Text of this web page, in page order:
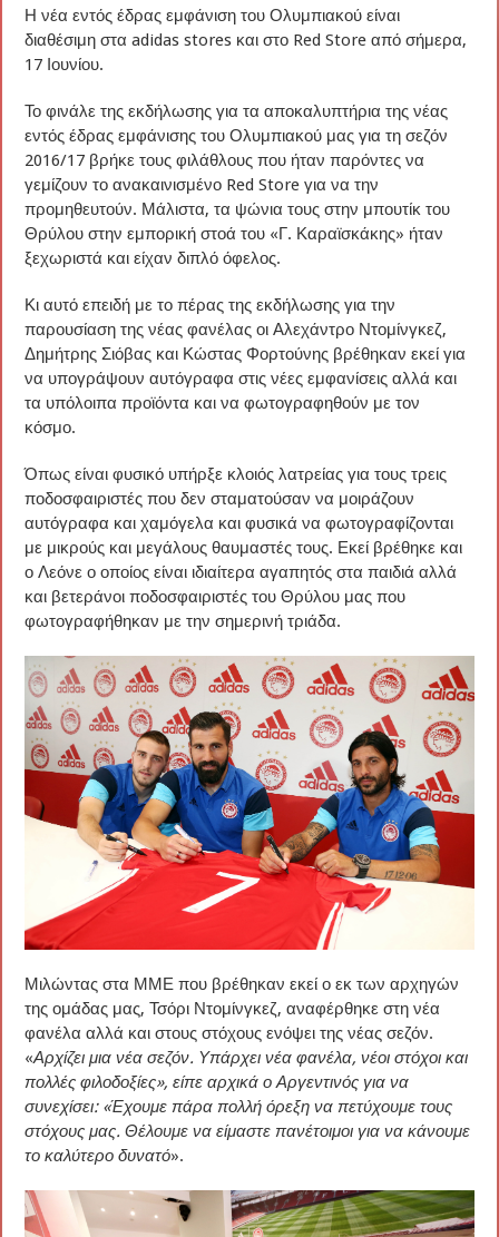
Η νέα εντός έδρας εμφάνιση του Ολυμπιακού είναι
διαθέσιμη στα adidas stores και στο Red Store από σήμερα,
17 Ιουνίου.
Το φινάλε της εκδήλωσης για τα αποκαλυπτήρια της νέας
εντός έδρας εμφάνισης του Ολυμπιακού μας για τη σεζόν
2016/17 βρήκε τους φιλάθλους που ήταν παρόντες να
γεμίζουν το ανακαινισμένο Red Store για να την
προμηθευτούν. Μάλιστα, τα ψώνια τους στην μπουτίκ του
Θρύλου στην εμπορική στοά του «Γ. Καραϊσκάκης» ήταν
ξεχωριστά και είχαν διπλό όφελος.
Κι αυτό επειδή με το πέρας της εκδήλωσης για την
παρουσίαση της νέας φανέλας οι Αλεχάντρο Ντομίνγκεζ,
Δημήτρης Σιόβας και Κώστας Φορτούνης βρέθηκαν εκεί για
να υπογράψουν αυτόγραφα στις νέες εμφανίσεις αλλά και
τα υπόλοιπα προϊόντα και να φωτογραφηθούν με τον
κόσμο.
Όπως είναι φυσικό υπήρξε κλοιός λατρείας για τους τρεις
ποδοσφαιριστές που δεν σταματούσαν να μοιράζουν
αυτόγραφα και χαμόγελα και φυσικά να φωτογραφίζονται
με μικρούς και μεγάλους θαυμαστές τους. Εκεί βρέθηκε και
ο Λεόνε ο οποίος είναι ιδιαίτερα αγαπητός στα παιδιά αλλά
και βετεράνοι ποδοσφαιριστές του Θρύλου μας που
φωτογραφήθηκαν με την σημερινή τριάδα.
Μιλώντας στα ΜΜΕ που βρέθηκαν εκεί ο εκ των αρχηγών
της ομάδας μας, Τσόρι Ντομίνγκεζ, αναφέρθηκε στη νέα
φανέλα αλλά και στους στόχους ενόψει της νέας σεζόν.
«Αρχίζει μια νέα σεζόν. Υπάρχει νέα φανέλα, νέοι στόχοι και
πολλές φιλοδοξίες», είπε αρχικά ο Αργεντινός για να
συνεχίσει: «Έχουμε πάρα πολλή όρεξη να πετύχουμε τους
στόχους μας. Θέλουμε να είμαστε πανέτοιμοι για να κάνουμε
το καλύτερο δυνατό».